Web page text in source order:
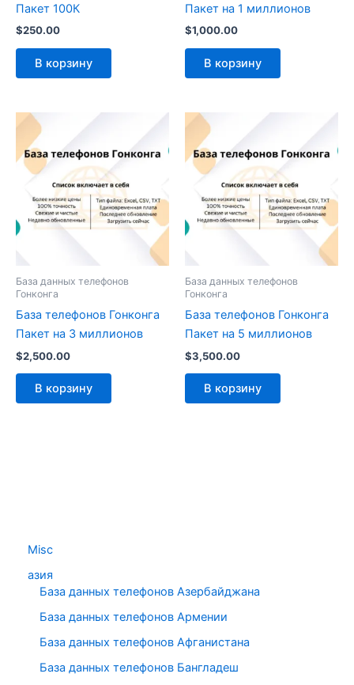
Misc
азия
База данных телефонов Азербайджана
База данных телефонов Армении
База данных телефонов Афганистана
База данных телефонов Бангладеш
Пакет 100К
$250.00
В корзину
Пакет на 1 миллионов
$1,000.00
В корзину
База данных телефонов
Гонконга
База телефонов Гонконга
Пакет на 3 миллионов
$2,500.00
В корзину
База данных телефонов
Гонконга
База телефонов Гонконга
Пакет на 5 миллионов
$3,500.00
В корзину